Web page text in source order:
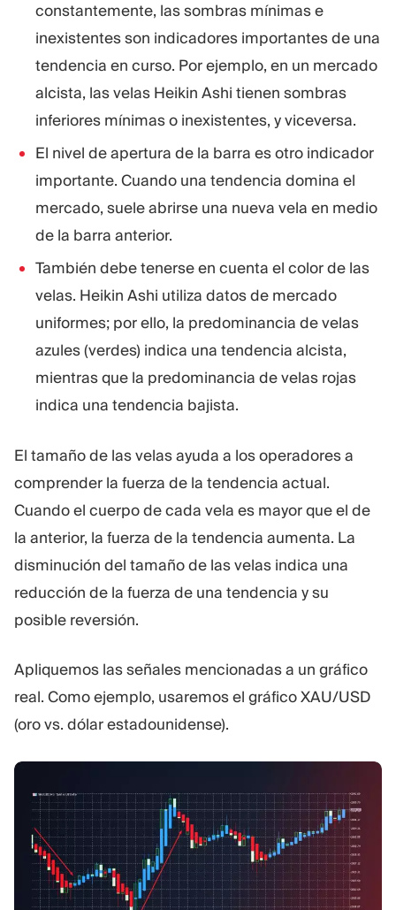
constantemente, las sombras mínimas e
inexistentes son indicadores importantes de una
tendencia en curso. Por ejemplo, en un mercado
alcista, las velas Heikin Ashi tienen sombras
inferiores mínimas o inexistentes, y viceversa.
El nivel de apertura de la barra es otro indicador
importante. Cuando una tendencia domina el
mercado, suele abrirse una nueva vela en medio
de la barra anterior.
También debe tenerse en cuenta el color de las
velas. Heikin Ashi utiliza datos de mercado
uniformes; por ello, la predominancia de velas
azules (verdes) indica una tendencia alcista,
mientras que la predominancia de velas rojas
indica una tendencia bajista.
El tamaño de las velas ayuda a los operadores a
comprender la fuerza de la tendencia actual.
Cuando el cuerpo de cada vela es mayor que el de
la anterior, la fuerza de la tendencia aumenta. La
disminución del tamaño de las velas indica una
reducción de la fuerza de una tendencia y su
posible reversión.
Apliquemos las señales mencionadas a un gráfico
real. Como ejemplo, usaremos el gráfico XAU/USD
(oro vs. dólar estadounidense).